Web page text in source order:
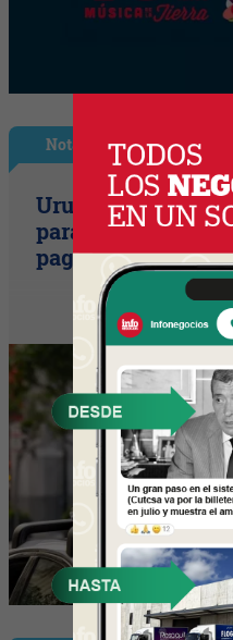
Nota Principal
Uruguay empieza
para una movilidad
paga si el auto sin